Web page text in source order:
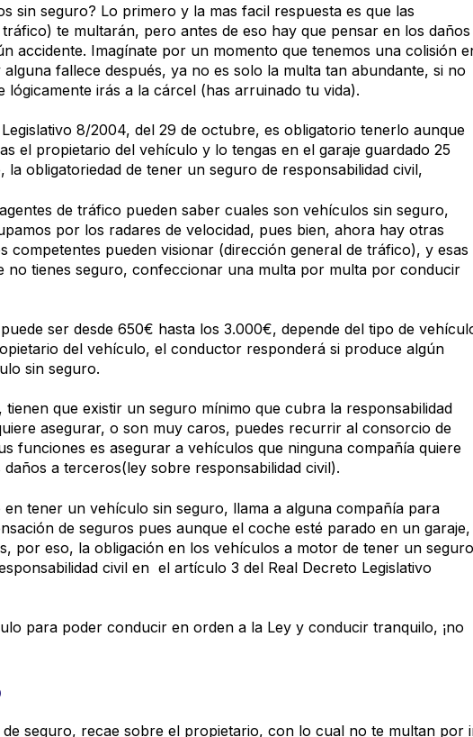
sin seguro? Lo primero y la mas facil respuesta es que las
te multarán, pero antes de eso hay que pensar en los daños
accidente. Imagínate por un momento que tenemos una colisión
fallece después, ya no es solo la multa tan abundante, si no
lógicamente irás a la cárcel (has arruinado tu vida).
8/2004, del 29 de octubre, es obligatorio tenerlo aunque
el propietario del vehículo y lo tengas en el garaje guardado 25
la obligatoriedad de tener un seguro de responsabilidad civil,
de tráfico pueden saber cuales son vehículos sin seguro,
por los radares de velocidad, pues bien, ahora hay otras
competentes pueden visionar (dirección general de tráfico), y esas
no tienes seguro, confeccionar una multa por multa por conducir
ser desde 650€ hasta los 3.000€, depende del tipo de
del vehículo, el conductor responderá si produce algún
sin seguro.
que existir un seguro mínimo que cubra la responsabilidad
asegurar, o son muy caros, puedes recurrir al consorcio de
funciones es asegurar a vehículos que ninguna compañía quiere
a terceros(ley sobre responsabilidad civil).
en tener un vehículo sin seguro, llama a alguna compañía para
de seguros pues aunque el coche esté parado en un garaje,
por eso, la obligación en los vehículos a motor de tener un seguro
civil en el artículo 3 del Real Decreto Legislativo
para poder conducir en orden a la Ley y conducir tranquilo, ¡no
seguro, recae sobre el propietario, con lo cual no te multan por